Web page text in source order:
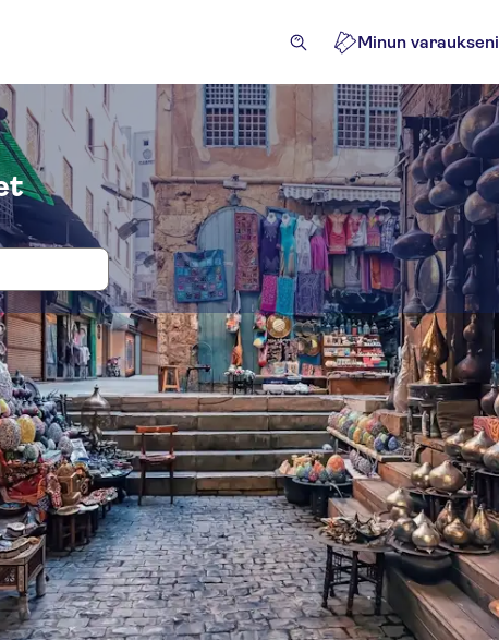
Minun varaukseni
ja liput paikkaan Old Cairo
Nähtävyydet ja opastetut retket Aktiviteetit